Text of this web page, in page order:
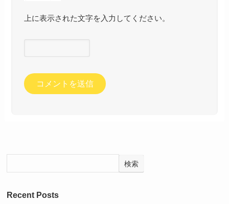
上に表示された文字を入力してください。
検索
Recent Posts